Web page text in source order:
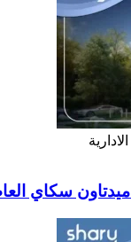
سكاي العاصمة